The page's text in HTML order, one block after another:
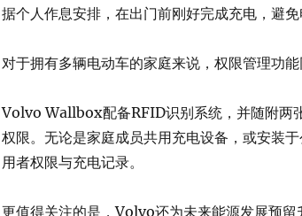
据个人作息安排，在出门前刚好完成充电，避免
对于拥有多辆电动车的家庭来说，权限管理功能
Volvo Wallbox配备RFID识别系统，并随附两
权限。无论是家庭成员共用充电设备，或安装
用者权限与充电记录。
更值得关注的是，Volvo还为未来能源发展预留